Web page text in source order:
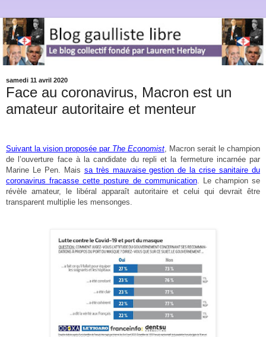
samedi 11 avril 2020
Face au coronavirus, Macron est un
amateur autoritaire et menteur
Suivant la vision proposée par The Economist, Macron serait le champion
de l’ouverture face à la candidate du repli et la fermeture incarnée par
Marine Le Pen. Mais sa très mauvaise gestion de la crise sanitaire du
coronavirus fracasse cette posture de communication. Le champion se
révèle amateur, le libéral apparaît autoritaire et celui qui devrait être
transparent multiplie les mensonges.